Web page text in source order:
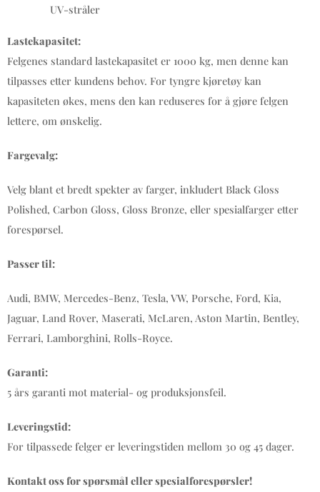
UV-stråler
Lastekapasitet:
Felgenes standard lastekapasitet er 1000 kg, men denne kan
tilpasses etter kundens behov. For tyngre kjøretøy kan
kapasiteten økes, mens den kan reduseres for å gjøre felgen
lettere, om ønskelig.
Fargevalg:
Velg blant et bredt spekter av farger, inkludert Black Gloss
Polished, Carbon Gloss, Gloss Bronze, eller spesialfarger etter
forespørsel.
Passer til:
Audi, BMW, Mercedes-Benz, Tesla, VW, Porsche, Ford, Kia,
Jaguar, Land Rover, Maserati, McLaren, Aston Martin, Bentley,
Ferrari, Lamborghini, Rolls-Royce.
Garanti:
5 års garanti mot material- og produksjonsfeil.
Leveringstid:
For tilpassede felger er leveringstiden mellom 30 og 45 dager.
Kontakt oss for spørsmål eller spesialforespørsler!